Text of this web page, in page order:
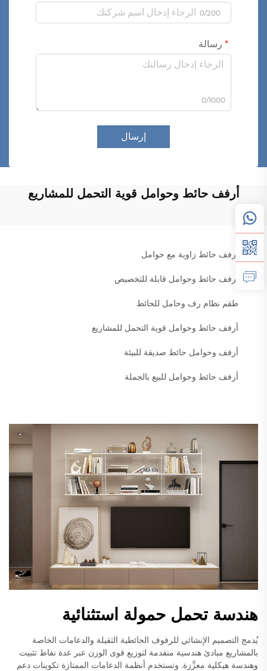
0/200
رسالة
0/1000
إرسال
أرفف حائط وحوامل قوية التحمل للمشاريع
أرفف حائط زاوية مع حوامل
أرفف حائط وحوامل قابلة للتخصيص
طقم نظام رف وحامل للحائط
أرفف حائط وحوامل قوية التحمل للمشاريع
أرفف وحوامل حائط صديقة للبيئة
أرفف حائط وحوامل للبيع بالجملة
هندسة تحمل حمولة استثنائية
يُدمج التصميم الإنشائي للرفوف الحائطية الثقيلة والدعامات الخاصة
بالمشاريع مبادئ هندسية متقدمة لتوزيع قوى الوزن عبر عدة نقاط تثبيت
وهندسة هيكلية معزَّزة. وتستخدم أنظمة الدعامات الممتازة تكوينات دعم